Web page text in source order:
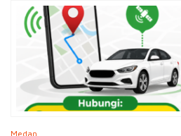
Medan